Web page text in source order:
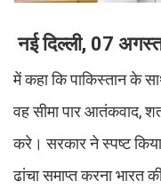
नई दिल्ली, 07
में कहा कि पाकिस्तान के
वह सीमा पार आतंकवाद,
करे। सरकार ने स्पष्ट
ढांचा समाप्त करना भारत